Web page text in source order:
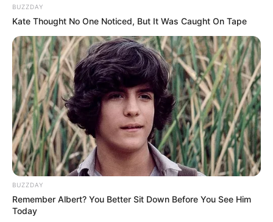
BUZZDAY
Kate Thought No One Noticed, But It Was Caught On Tape
BUZZDAY
Remember Albert? You Better Sit Down Before You See Him
Today